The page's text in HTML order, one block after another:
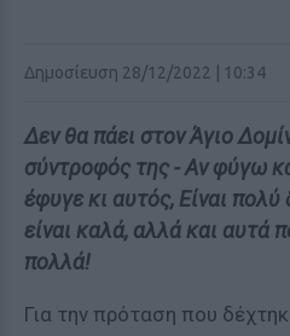
Δημοσίευση 28/12/2022 | 10:34
Δεν θα πάει στον Άγιο
σύντροφός της - Αν φύγω
έφυγε κι αυτός, Είναι
είναι καλά, αλλά και αυτά
πολλά!
Για την πρόταση που